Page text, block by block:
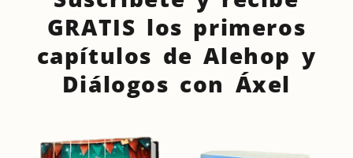
GRATIS los primeros
capítulos de Alehop y
Diálogos con Áxel